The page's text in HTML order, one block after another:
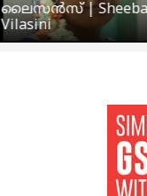
ലൈസൻസ് | Sheeba
Vilasini